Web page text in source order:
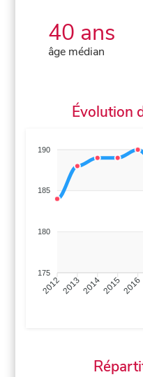
40 ans
âge médian
Évolution
190
185
180
175
20122013201420152016